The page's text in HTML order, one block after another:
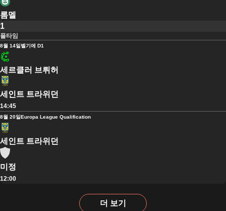
롬멜
1
풀타임
8월 14일 벨기에 D1
세르클러 브뤼허
세인트 트라위던
14:45
8월 20일Europa League Qualification
세인트 트라위던
미정
12:00
더 보기